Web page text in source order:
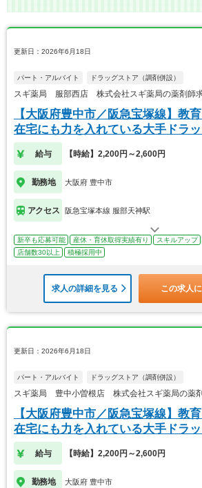
更新日：2026年6月18日
パート・アルバイト ドラッグストア（調剤併設）
スギ薬局 服部西店 株式会社スギ薬局の薬剤師
【大阪府豊中市／阪急宝塚線】教
在宅にも力を入れている大手ドラッ
給与 【時給】2,200円～2,600円
勤務地 大阪府 豊中市
アクセス 阪急宝塚本線 服部天神駅
新卒も応募可能 産休・育休取得実績有り スキルアップ
店舗数30以上
積極採用中
求人の詳細を見る この求人
更新日：2026年6月18日
パート・アルバイト ドラッグストア（調剤併設）
スギ薬局 豊中小曽根店 株式会社スギ薬局の薬
【大阪府豊中市／阪急宝塚線】教
在宅にも力を入れている大手ドラッ
給与 【時給】2,200円～2,600円
勤務地 大阪府 豊中市